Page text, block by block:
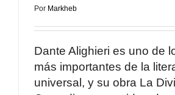
Por Markheb
Dante Alighieri es uno de
más importantes de la
universal, y su obra La